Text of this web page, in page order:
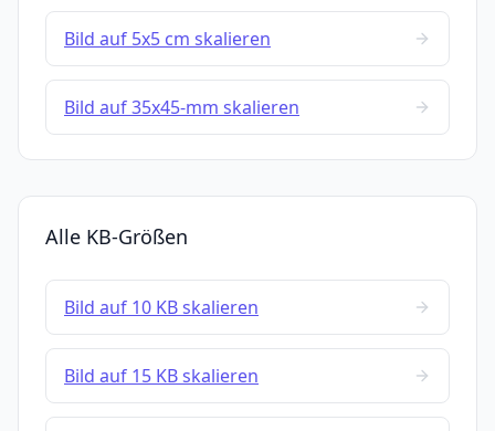
Bild auf 5x5 cm skalieren
Bild auf 35x45-mm skalieren
Alle KB-Größen
Bild auf 10 KB skalieren
Bild auf 15 KB skalieren